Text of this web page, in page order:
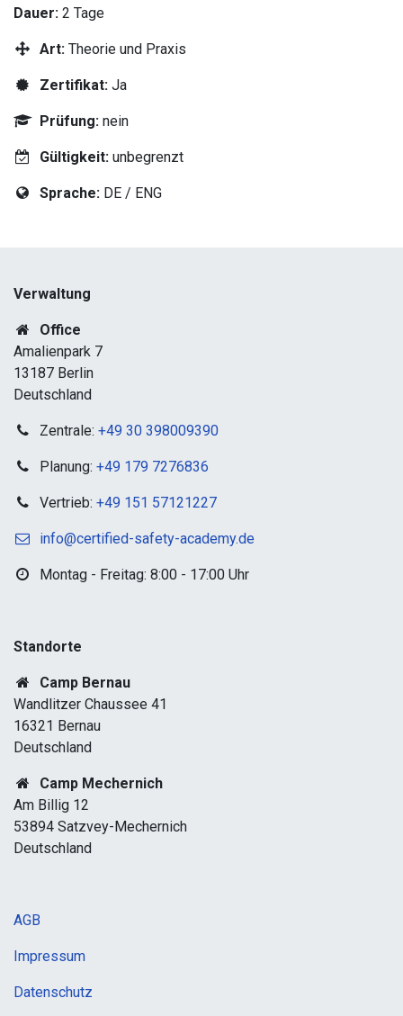
Dauer: 2 Tage
Art: Theorie und Praxis
Zertifikat: Ja
Prüfung: nein
Gültigkeit:unbegrenzt
Sprache:DE / ENG
Verwaltung
Office
Amalienpark 7
13187 Berlin
Deutschland
Zentrale: +49 30 398009390
Planung: +49 179 7276836
Vertrieb: +49 151 57121227
info@certified-safety-academy.de
Montag - Freitag: 8:00 - 17:00 Uhr
Standorte​
Camp Bernau
Wandlitzer Chaussee 41
16321 Bernau
Deutschland
Camp Mechernich
Am Billig 12
53894 Satzvey-Mechernich
Deutschland
AGB
Impressum
Datenschutz